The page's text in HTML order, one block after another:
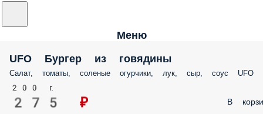
Меню
UFO Бургер из говядины
Салат, томаты, соленые огурчики, лук, сыр, соус UFO
200 г.
275 ₽ В